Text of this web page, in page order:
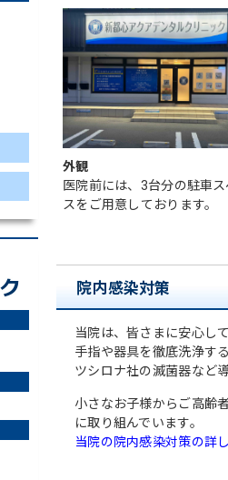
外観
医院前には、3台分の駐車ス
スをご用意しております。
院内感染対策
当院は、皆さまに安心し
手指や器具を徹底洗浄す
ツシロナ社の滅菌器など
小さなお子様からご高齢
に取り組んでいます。
当院の院内感染対策の詳